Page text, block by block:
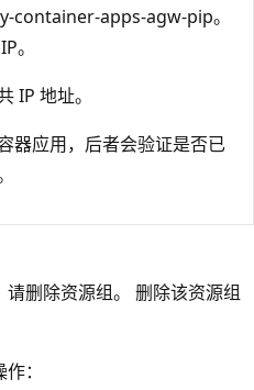
container-apps-agw-pip。
。
IP 地址。
器应用，后者会验证是否已
删除资源组。 删除该资源组
：